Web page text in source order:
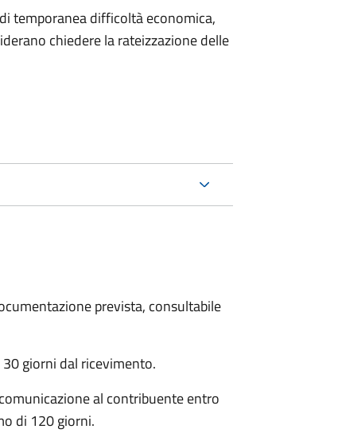
temporanea difficoltà economica,
chiedere la rateizzazione delle
prevista, consultabile
giorni dal ricevimento.
al contribuente entro
di 120 giorni.